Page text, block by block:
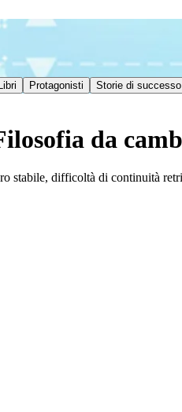
Libri Protagonisti Storie di successo
da
stabile, difficoltà di continuità